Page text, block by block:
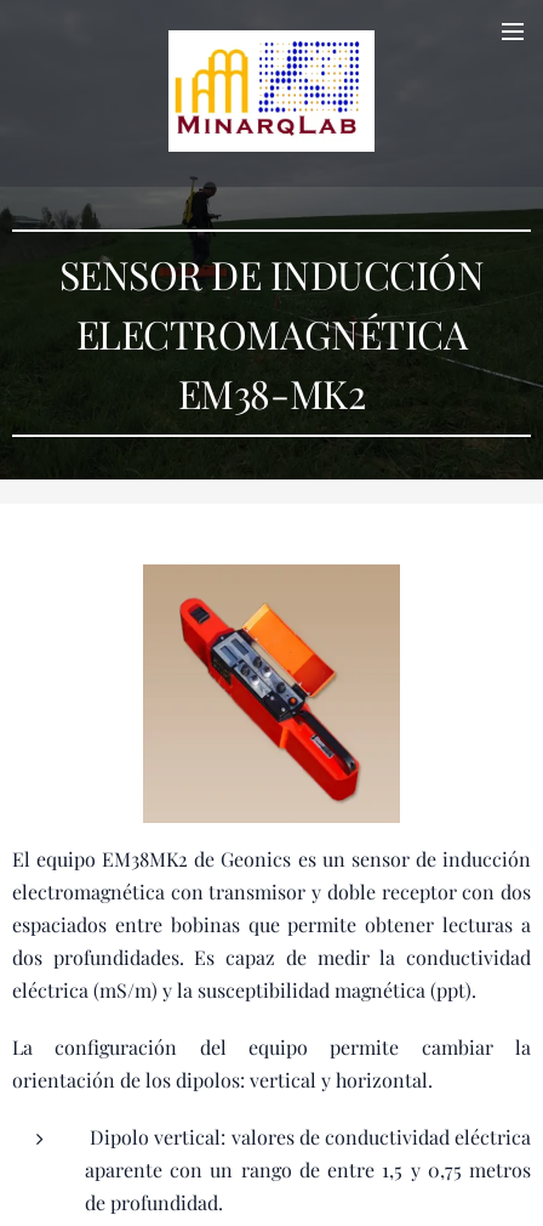
SENSOR DE INDUCCIÓN
ELECTROMAGNÉTICA
EM38-MK2
El equipo EM38MK2 de Geonics es un sensor de inducción
electromagnética con transmisor y doble receptor con dos
espaciados entre bobinas que permite obtener lecturas a
dos profundidades. Es capaz de medir la conductividad
eléctrica (mS/m) y la susceptibilidad magnética (ppt).
La configuración del equipo permite cambiar la
orientación de los dipolos: vertical y horizontal.
Dipolo vertical: valores de conductividad eléctrica
aparente con un rango de entre 1,5 y 0,75 metros
de profundidad.